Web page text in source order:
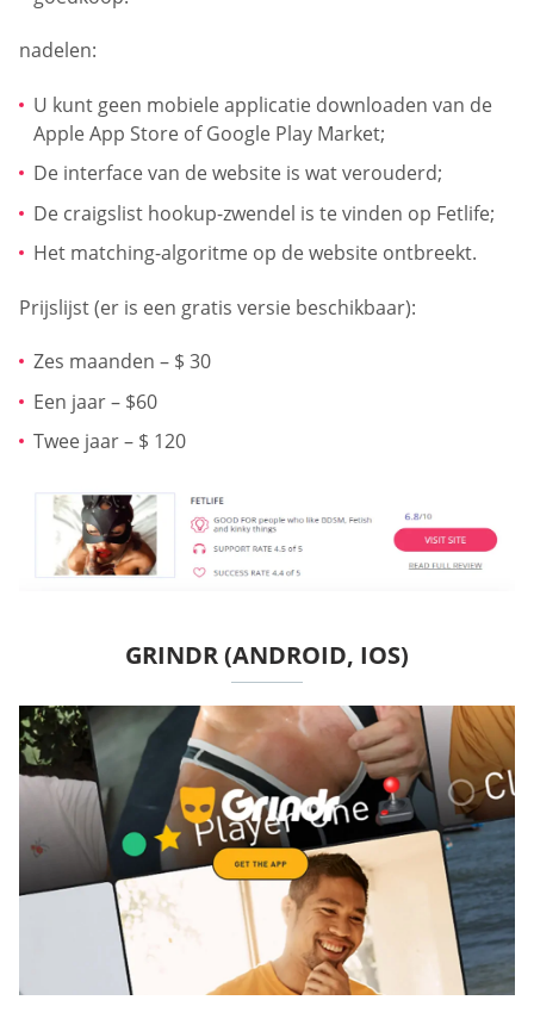
nadelen:
U kunt geen mobiele applicatie downloaden van de
Apple App Store of Google Play Market;
De interface van de website is wat verouderd;
De craigslist hookup-zwendel is te vinden op Fetlife;
Het matching-algoritme op de website ontbreekt.
Prijslijst (er is een gratis versie beschikbaar):
Zes maanden – $ 30
Een jaar – $60
Twee jaar – $ 120
GRINDR (ANDROID, IOS)